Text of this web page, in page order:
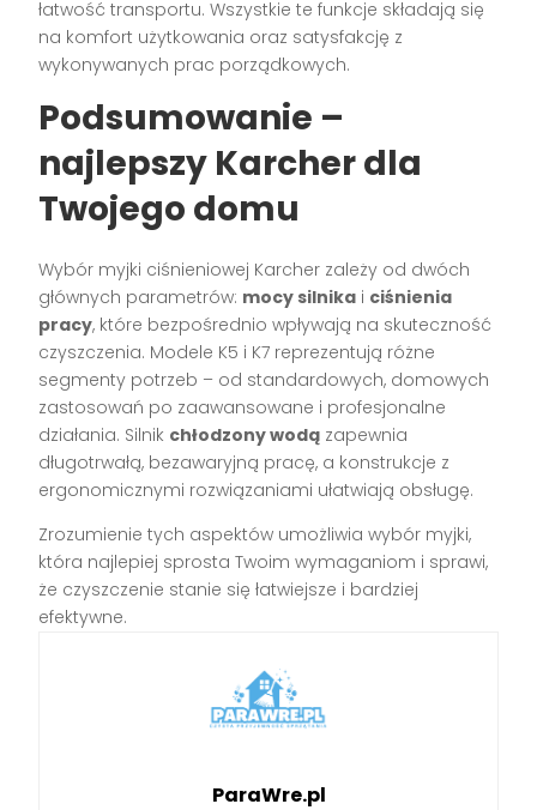
łatwość transportu. Wszystkie te funkcje składają się
na komfort użytkowania oraz satysfakcję z
wykonywanych prac porządkowych.
Podsumowanie –
najlepszy Karcher dla
Twojego domu
Wybór myjki ciśnieniowej Karcher zależy od dwóch
głównych parametrów: mocy silnika i ciśnienia
pracy, które bezpośrednio wpływają na skuteczność
czyszczenia. Modele K5 i K7 reprezentują różne
segmenty potrzeb – od standardowych, domowych
zastosowań po zaawansowane i profesjonalne
działania. Silnik chłodzony wodą zapewnia
długotrwałą, bezawaryjną pracę, a konstrukcje z
ergonomicznymi rozwiązaniami ułatwiają obsługę.
Zrozumienie tych aspektów umożliwia wybór myjki,
która najlepiej sprosta Twoim wymaganiom i sprawi,
że czyszczenie stanie się łatwiejsze i bardziej
efektywne.
ParaWre.pl